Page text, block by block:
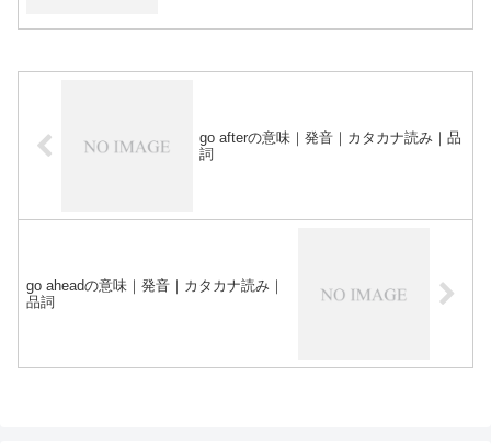
go afterの意味｜発音｜カタカナ読み｜品
詞
go aheadの意味｜発音｜カタカナ読み｜
品詞